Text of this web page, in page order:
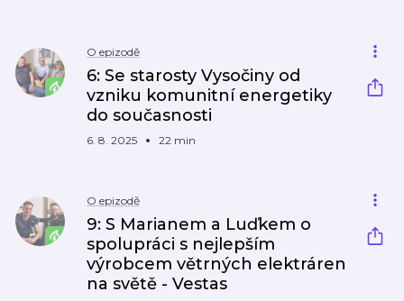
O epizodě
6: Se starosty Vysočiny od
vzniku komunitní energetiky
do současnosti
6. 8. 2025 22 min
O epizodě
9: S Marianem a Luďkem o
spolupráci s nejlepším
výrobcem větrných elektráren
na světě - Vestas